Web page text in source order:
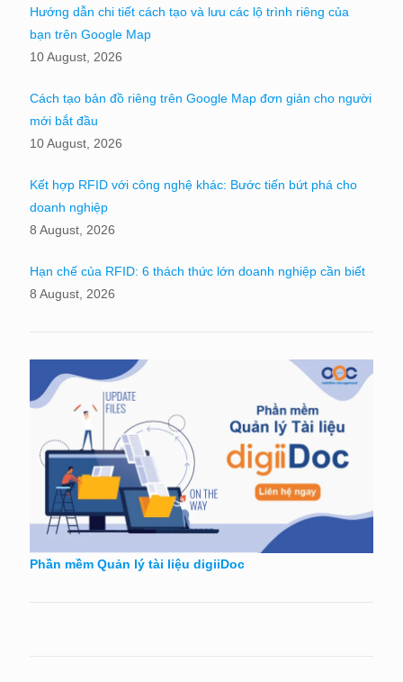
Hướng dẫn chi tiết cách tạo và lưu các lộ trình riêng của
bạn trên Google Map
10 August, 2026
Cách tạo bản đồ riêng trên Google Map đơn giản cho người
mới bắt đầu
10 August, 2026
Kết hợp RFID với công nghệ khác: Bước tiến bứt phá cho
doanh nghiệp
8 August, 2026
Hạn chế của RFID: 6 thách thức lớn doanh nghiệp cần biết
8 August, 2026
Phần mềm Quản lý tài liệu digiiDoc